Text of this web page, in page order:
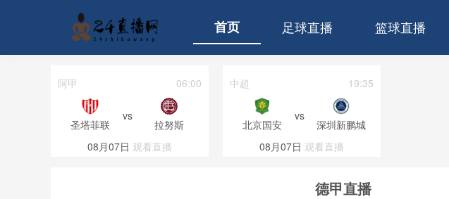
首页 足球直播 篮球直播
阿甲 06:00
圣塔菲联
vs
拉努斯
08月07日 观看直播
中超 19:35
北京国安
vs
深圳新鹏城
08月07日 观看直播
德甲直播